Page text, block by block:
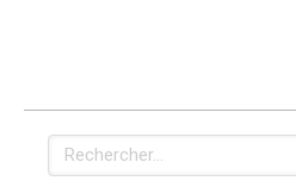
Rechercher